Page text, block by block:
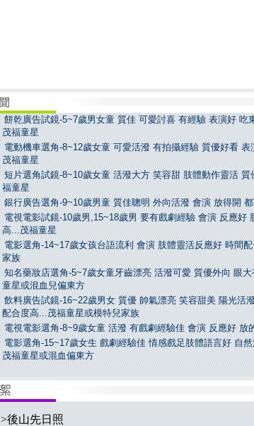
餅乾廣告試鏡-5~7歲男女童 質佳 可愛討喜 有經驗 表演好 吃
茂福童星
電動機車選角-8~12歲女童 可愛活潑 有拍攝經驗 質優好看
茂福童星
短片選角試鏡-8~10歲女童 活潑大方 笑容甜 肢體動作靈活
福童星
銀行廣告選角-9~10歲男童 質佳聰明 外向活潑 會演 放得開
電視電影試鏡-10歲男,15~18歲男 要有戲劇經驗 會演 反應好
高...茂福童星
電影選角-14~17歲女孩台語流利 會演 肢體靈活反應好 時間
家族
知名藥妝店選角-5~7歲女童牙齒漂亮 活潑可愛 質優外向 眼
童星或混血兒偏東方
飲料廣告試鏡-16~22歲男女 質優 帥氣漂亮 笑容甜美 陽光活
配合度高...茂福童星或模特兒家族
電視電影選角-8~9歲女童 活潑 有戲劇經驗佳 會演 反應好 放
電影選角-15~17歲女生 戲劇經驗佳 情感戲足肢體語言好 自
茂福童星或混血偏東方
>後山先日照